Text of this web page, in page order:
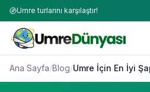
Umre turlarını karşılaştır!
Ana Sayfa/Blog/Umre İçin En İyi